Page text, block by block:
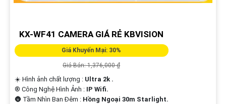
KX-WF41 CAMERA GIÁ RẺ KBVISION
Giá Khuyến Mại: 30%
Giá Bán: 1,376,000 ₫
☀️ Hình ảnh chất lượng : Ultra 2k .
®️ Công Nghệ Hình Ảnh : IP Wifi.
🌚 Tầm Nhìn Ban Đêm : Hồng Ngoại 30m Starlight.